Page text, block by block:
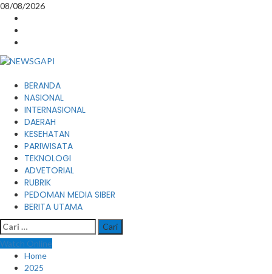
Skip
content
08/08/2026
Primary
Menu
BERANDA
NASIONAL
INTERNASIONAL
DAERAH
KESEHATAN
PARIWISATA
TEKNOLOGI
ADVETORIAL
RUBRIK
PEDOMAN MEDIA SIBER
BERITA UTAMA
Cari
untuk:
Watch Online
Home
2025